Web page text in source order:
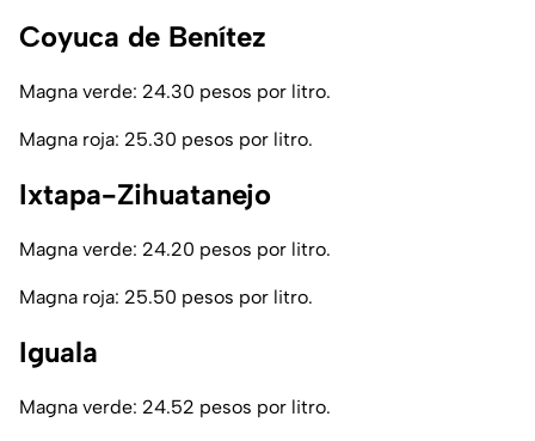
Coyuca de Benítez
Magna verde: 24.30 pesos por litro.
Magna roja: 25.30 pesos por litro.
Ixtapa-Zihuatanejo
Magna verde: 24.20 pesos por litro.
Magna roja: 25.50 pesos por litro.
Iguala
Magna verde: 24.52 pesos por litro.